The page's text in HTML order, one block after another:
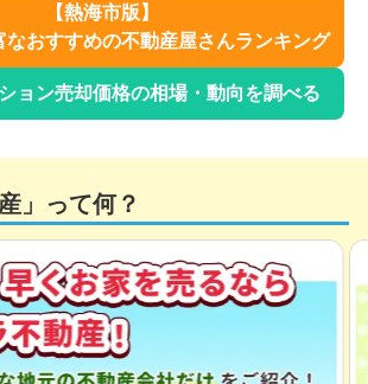
【熱海市版】
なおすすめの不動産屋さんランキング
ョン売却価格の相場・動向を調べる
」って何？